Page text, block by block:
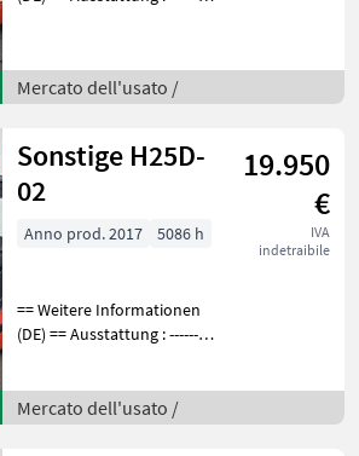
Russfilter - Heizung -
Arbeitsscheinwerfer vorne
Mercato dell'usato /
Sonstige H25D-
02
19.950
€
IVA
indetraibile
Anno prod. 2017 5086 h
== Weitere Informationen
(DE) == Ausstattung : ----------
Heizung -
Arbeitsscheinwerfer vorne -
Mercato dell'usato /